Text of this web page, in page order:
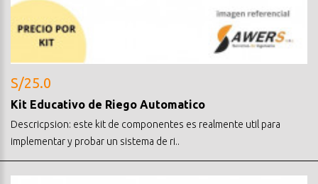
S/25.0
Kit Educativo de Riego Automatico
Descricpsion: este kit de componentes es realmente util para
implementar y probar un sistema de ri..